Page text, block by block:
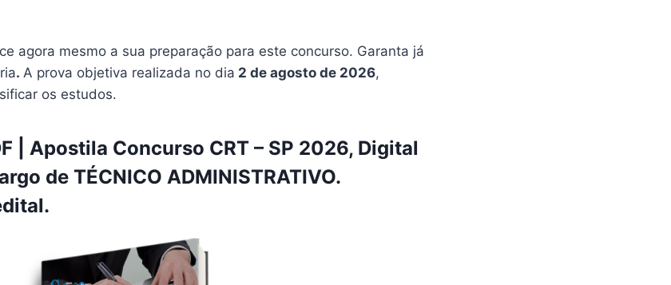
agora mesmo a sua preparação para este concurso. Garanta já
. A prova objetiva realizada no dia 2 de agosto de 2026,
os estudos.
| Apostila Concurso CRT – SP 2026, Digital
de TÉCNICO ADMINISTRATIVO.